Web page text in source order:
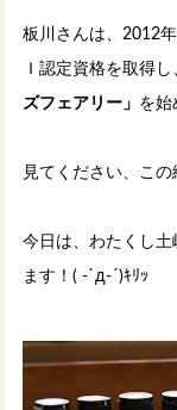
板川さんは、2012
Ｉ認定資格を取得
ズフェアリー」 を始
見てください、この
今日は、わたくし
ます！( -`д-´)ｷﾘｯ